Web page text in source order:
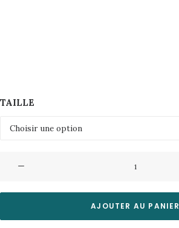
TAILLE
Tshirt
Navy
AJOUTER AU PANIER